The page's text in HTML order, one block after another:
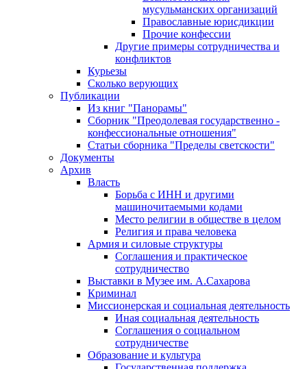
мусульманских организаций
Православные юрисдикции
Прочие конфессии
Другие примеры сотрудничества и
конфликтов
Курьезы
Сколько верующих
Публикации
Из книг "Панорамы"
Сборник "Преодолевая государственно -
конфессиональные отношения"
Статьи сборника "Пределы светскости"
Документы
Архив
Власть
Борьба с ИНН и другими
машиночитаемыми кодами
Место религии в обществе в целом
Религия и права человека
Армия и силовые структуры
Соглашения и практическое
сотрудничество
Выставки в Музее им. А.Сахарова
Криминал
Миссионерская и социальная деятельность
Иная социальная деятельность
Соглашения о социальном
сотрудничестве
Образование и культура